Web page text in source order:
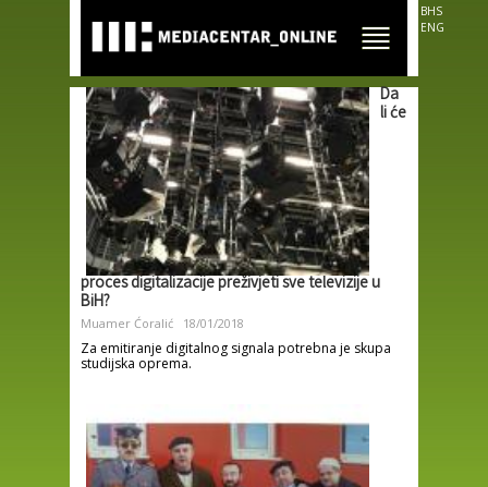
main
content
BHS
ENG
Da
li će
proces digitalizacije preživjeti sve televizije u
BiH?
Muamer Ćoralić 18/01/2018
Za emitiranje digitalnog signala potrebna je skupa
studijska oprema.